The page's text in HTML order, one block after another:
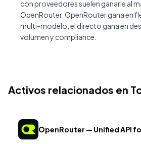
con proveedores suelen ganarle al
OpenRouter. OpenRouter gana en
multi-modelo; el directo gana en
volumen y compliance.
Activos relacionados en
OpenRouter — Unified API